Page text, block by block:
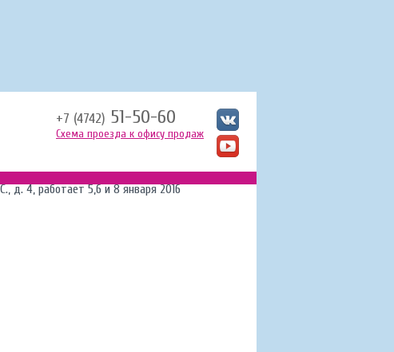
+7 (4742) 51-50-60
Схема проезда к офису продаж
д. 4, работает 5,6 и 8 января 2016